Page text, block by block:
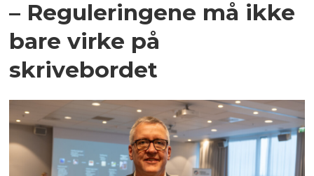
– Reguleringene må ikke
bare virke på
skrivebordet